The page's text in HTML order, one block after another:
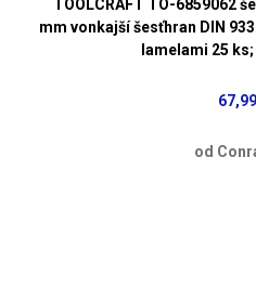
TOOLCRAFT TO-6859062
mm vonkajší šesťhran DIN
lamelami 25
od